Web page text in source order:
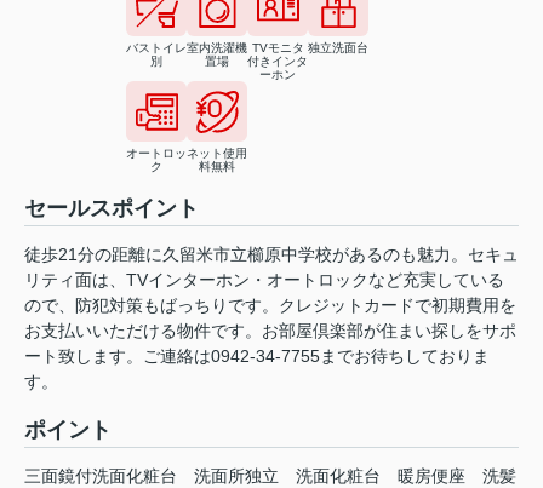
バストイレ
別
室内洗濯機
置場
TVモニタ
付きインタ
ーホン
独立洗面台
オートロッ
ク
ネット使用
料無料
セールスポイント
徒歩21分の距離に久留米市立櫛原中学校があるのも魅力。セキュ
リティ面は、TVインターホン・オートロックなど充実している
ので、防犯対策もばっちりです。クレジットカードで初期費用を
お支払いいただける物件です。お部屋倶楽部が住まい探しをサポ
ート致します。ご連絡は0942-34-7755までお待ちしておりま
す。
ポイント
三面鏡付洗面化粧台 洗面所独立 洗面化粧台 暖房便座
洗髪